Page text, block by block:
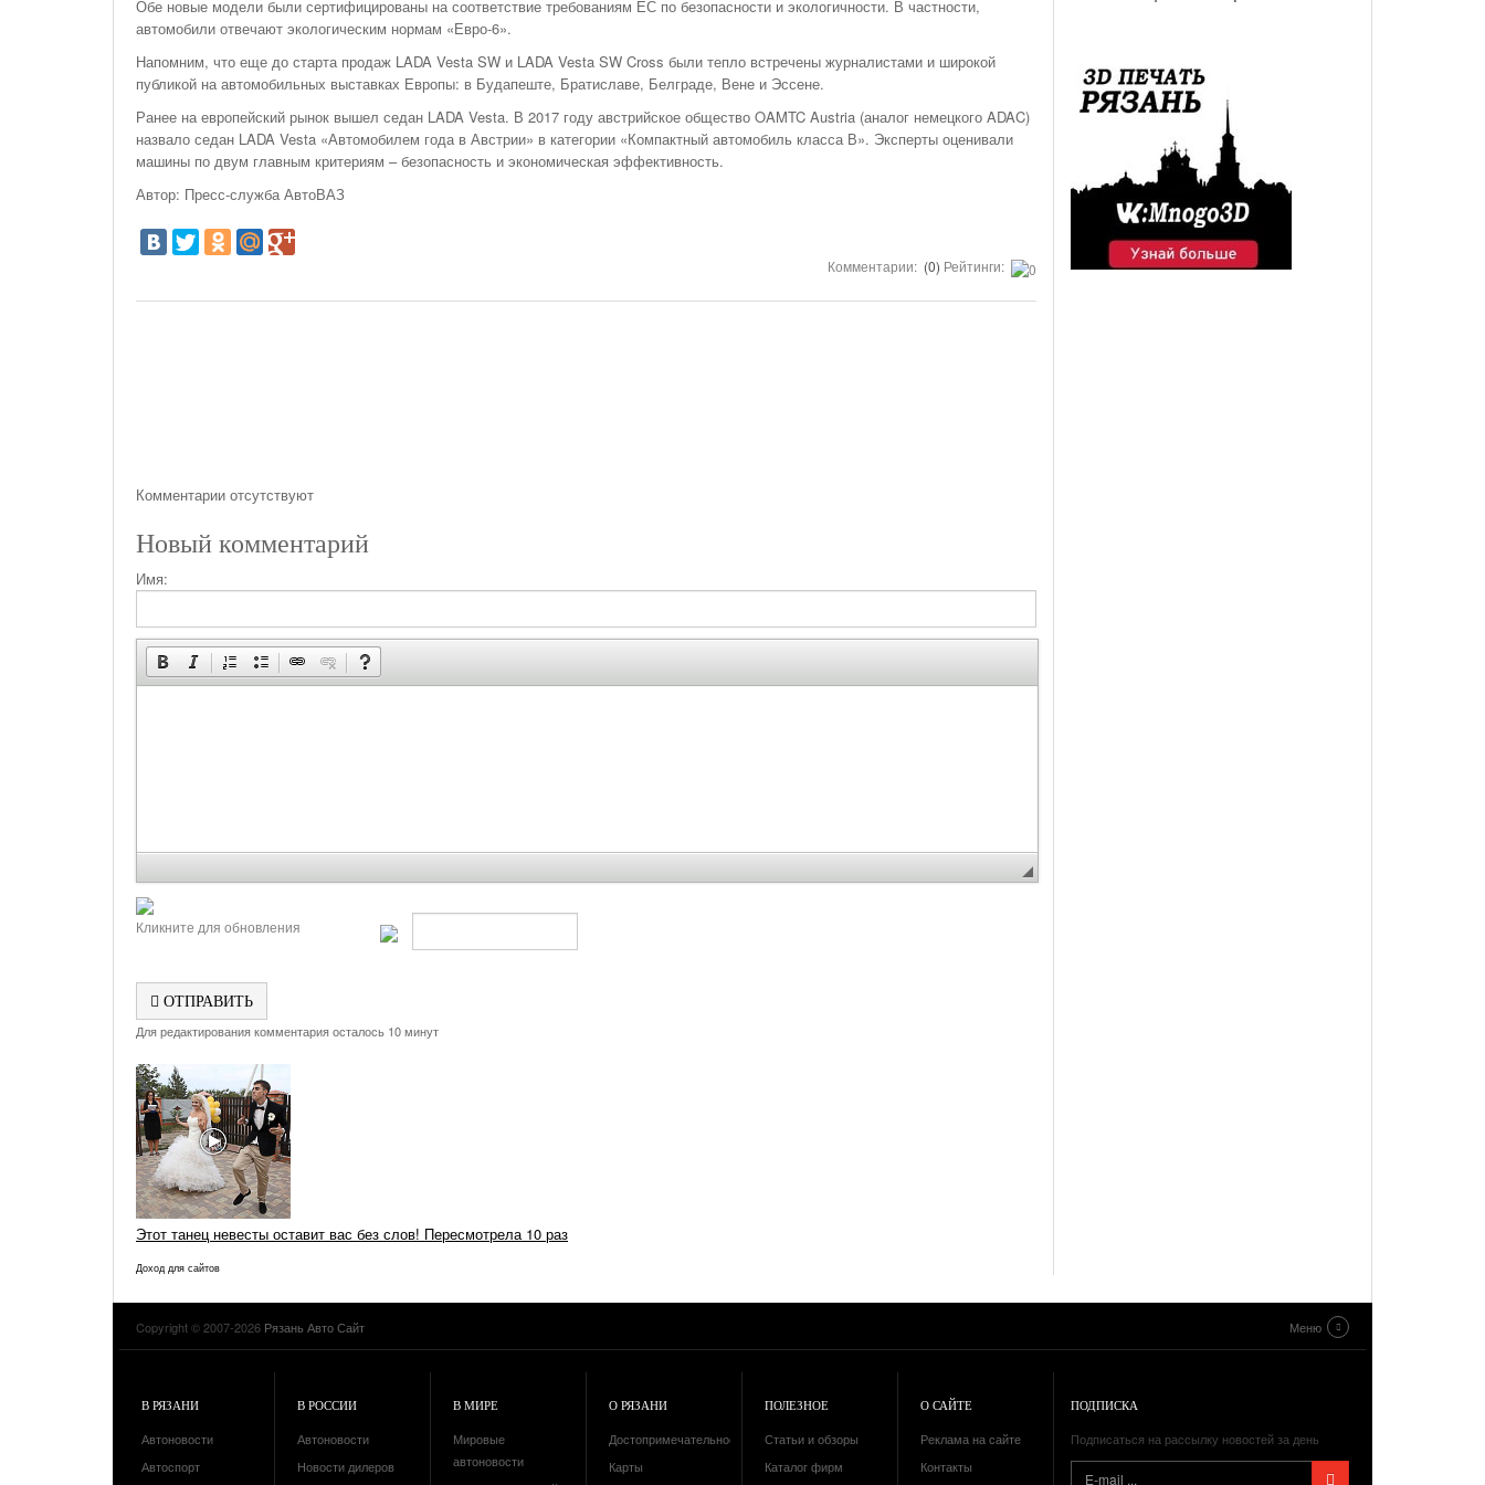
АВТОШКОЛЫ
АЗС
АВТОСТРАХОВАНИЕ
ШИННЫЕ ЦЕНТРЫ
Обе новые модели были сертифицированы на соответствие требованиям ЕС по безопасности и экологичности. В частности,
автомобили отвечают экологическим нормам «Евро-6».
Напомним, что еще до старта продаж LADA Vesta SW и LADA Vesta SW Cross были тепло встречены журналистами и широкой
публикой на автомобильных выставках Европы: в Будапеште, Братиславе, Белграде, Вене и Эссене.
Ранее на европейский рынок вышел седан LADA Vesta. В 2017 году австрийское общество OAMTC Austria (аналог немецкого ADAC)
назвало седан LADA Vesta «Автомобилем года в Австрии» в категории «Компактный автомобиль класса В». Эксперты оценивали
машины по двум главным критериям – безопасность и экономическая эффективность.
Автор: Пресс-служба АвтоВАЗ
Комментарии: (0) Рейтинги:
Комментарии отсутствуют
Новый комментарий
Имя:
Кликните для обновления
ОТПРАВИТЬ
Для редактирования комментария осталось 10 минут
Этот танец невесты оставит вас без слов! Пересмотрела 10 раз
Доход для сайтов
Copyright © 2007-2026 Рязань Авто Сайт Меню
В РЯЗАНИ
Автоновости
Автоспорт
В РОССИИ
Автоновости
Новости дилеров
В МИРЕ
Мировые
автоновости
О РЯЗАНИ
Достопримечательности
Карты
ПОЛЕЗНОЕ
Статьи и обзоры
Каталог фирм
О САЙТЕ
Реклама на сайте
Контакты
ПОДПИСКА
Подписаться на рассылку новостей за день